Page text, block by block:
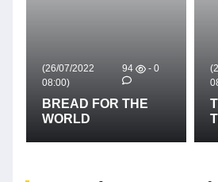
(26/07/2022
08:00)
94 - 0
BREAD FOR THE
WORLD